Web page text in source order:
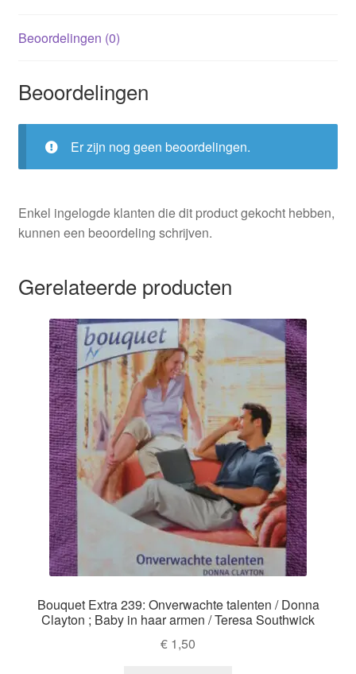
Susan
Siciliaanse
Rebecca
Beoordelingen (0)
Beoordelingen
Er zijn nog geen beoordelingen.
Enkel ingelogde klanten die dit product gekocht hebben,
kunnen een beoordeling schrijven.
Gerelateerde producten
Bouquet Extra 239: Onverwachte talenten / Donna
Clayton ; Baby in haar armen / Teresa Southwick
€ 1,50